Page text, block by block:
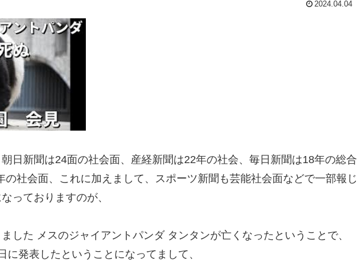
2024.04.04
日新聞は24面の社会面、産経新聞は22年の社会、毎日新聞は18年の総合
社会面、 これに加えまして、スポーツ新聞も芸能社会面などで一部報じ
っておりますのが、
した メスのジャイアントパンダ タンタンが亡くなったということで、
に発表したということになってまして、